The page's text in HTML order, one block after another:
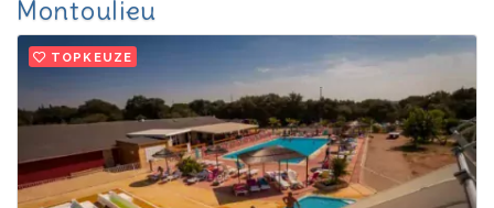
Montoulieu
TOPKEUZE